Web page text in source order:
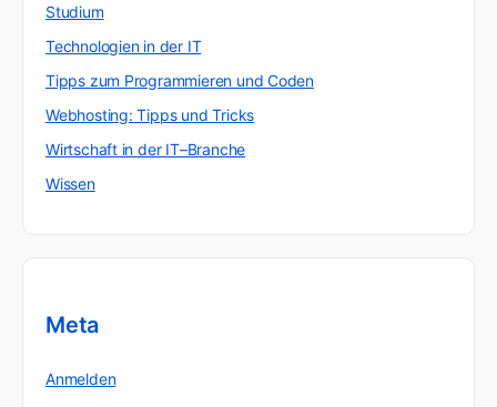
Studium
Technologien in der IT
Tipps zum Programmieren und Coden
Webhosting: Tipps und Tricks
Wirtschaft in der IT–Branche
Wissen
Meta
Anmelden